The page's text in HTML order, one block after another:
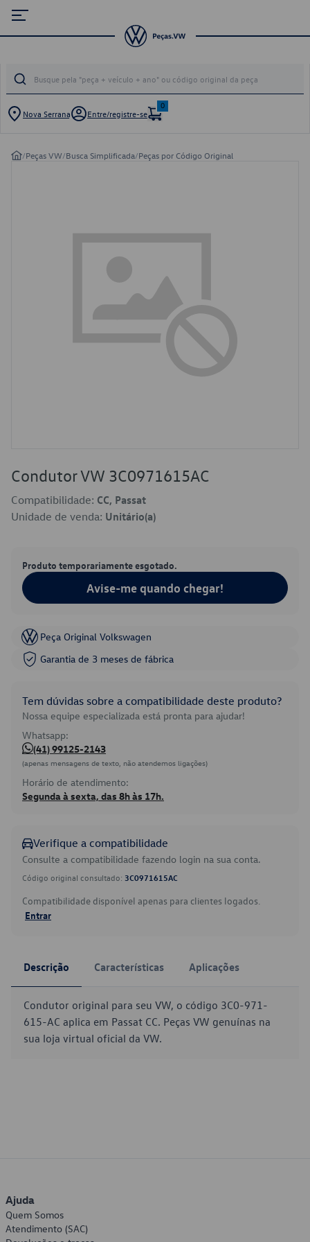
Nova Serrana Entre/registre-se
0
/Peças VW/Busca Simplificada/Peças por Código Original
Condutor VW 3C0971615AC
Compatibilidade: CC, Passat
Unidade de venda: Unitário(a)
Produto temporariamente esgotado.
Avise-me quando chegar!
Peça Original Volkswagen
Garantia de 3 meses de fábrica
Tem dúvidas sobre a compatibilidade deste produto?
Nossa equipe especializada está pronta para ajudar!
Whatsapp:
(41) 99125-2143
(apenas mensagens de texto, não atendemos ligações)
Horário de atendimento:
Segunda à sexta, das 8h às 17h.
Verifique a compatibilidade
Consulte a compatibilidade fazendo login na sua conta.
Código original consultado: 3C0971615AC
Compatibilidade disponível apenas para clientes logados.
Entrar
Descrição Características Aplicações
Condutor original para seu VW, o código 3C0-971-
615-AC aplica em Passat CC. Peças VW genuínas na
sua loja virtual oficial da VW.
Ajuda
Quem Somos
Atendimento (SAC)